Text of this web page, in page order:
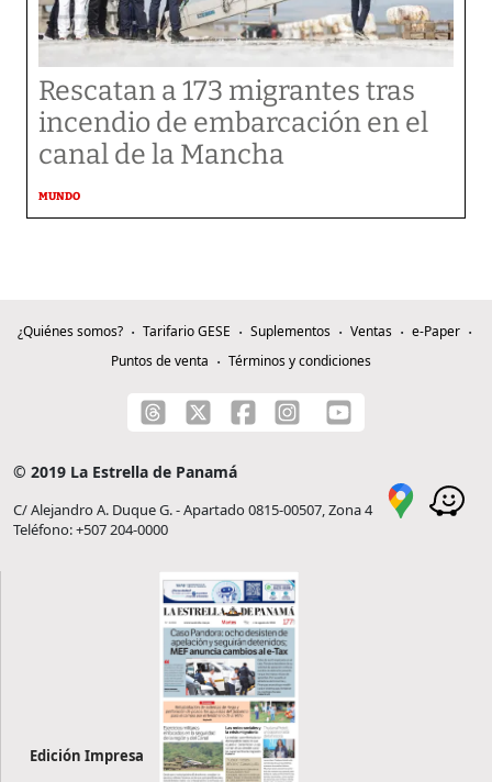
Rescatan a 173 migrantes tras
incendio de embarcación en el
canal de la Mancha
MUNDO
¿Quiénes somos? Tarifario GESE Suplementos Ventas
e-Paper
Puntos de venta
Términos y condiciones
© 2019 La Estrella de Panamá
C/ Alejandro A. Duque G. - Apartado 0815-00507, Zona 4
Teléfono: +507 204-0000
Edición Impresa